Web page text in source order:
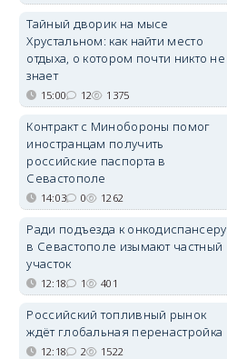
Тайный дворик на мысе
Хрустальном: как найти место
отдыха, о котором почти никто не
знает
15:00 12 1375
Контракт с Минобороны помог
иностранцам получить
российские паспорта в
Севастополе
14:03 0 1262
Ради подъезда к онкодиспансеру
в Севастополе изымают частный
участок
12:18 1 401
Российский топливный рынок
ждёт глобальная перенастройка
12:18 2 1522